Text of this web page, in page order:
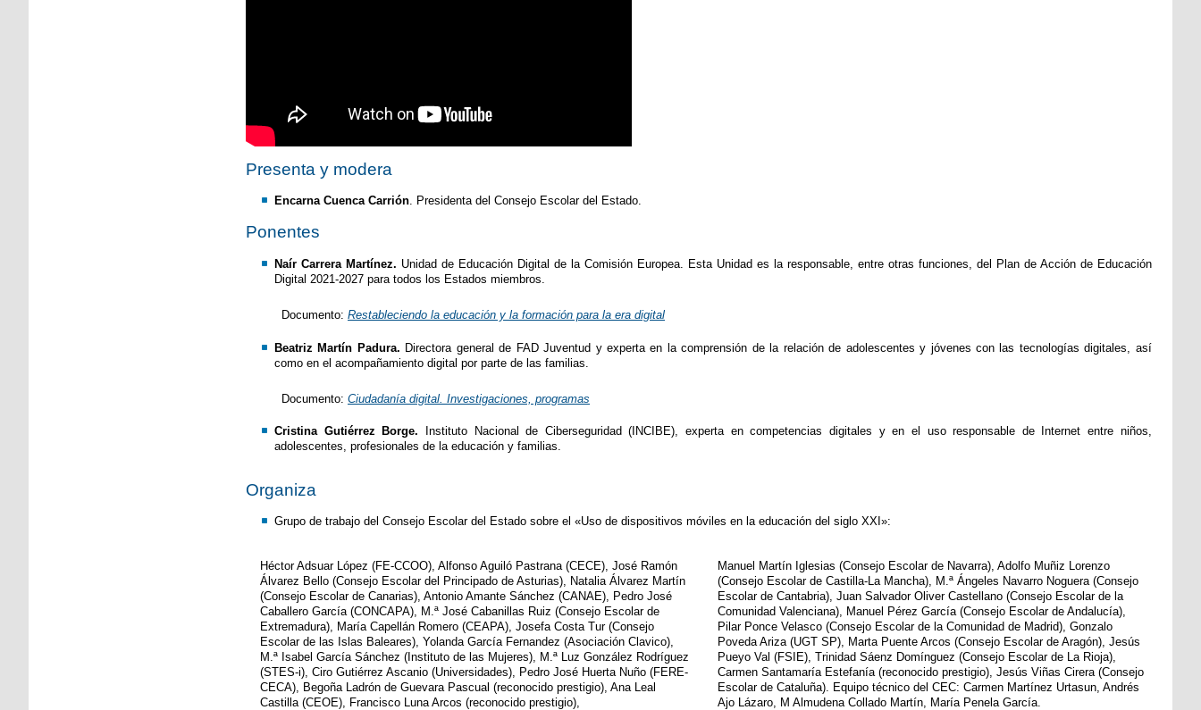
Presenta y modera
Encarna Cuenca Carrión. Presidenta del Consejo Escolar del Estado.
Ponentes
Naír Carrera Martínez. Unidad de Educación Digital de la Comisión Europea. Esta Unidad es la responsable, entre otras funciones, del Plan de Acción de Educación
Digital 2021-2027 para todos los Estados miembros.
Documento: Restableciendo la educación y la formación para la era digital
Beatriz Martín Padura. Directora general de FAD Juventud y experta en la comprensión de la relación de adolescentes y jóvenes con las tecnologías digitales, así
como en el acompañamiento digital por parte de las familias.
Documento: Ciudadanía digital. Investigaciones, programas
Cristina Gutiérrez Borge.
Instituto Nacional de Ciberseguridad (INCIBE), experta en competencias digitales y en el uso responsable de Internet entre niños,
adolescentes, profesionales de la educación y familias.
Organiza
Grupo de trabajo del Consejo Escolar del Estado sobre el «Uso de dispositivos móviles en la educación del siglo XXI»:
Héctor Adsuar López (FE-CCOO), Alfonso Aguiló Pastrana (CECE), José Ramón
Álvarez Bello (Consejo Escolar del Principado de Asturias), Natalia Álvarez Martín
(Consejo Escolar de Canarias), Antonio Amante Sánchez (CANAE), Pedro José
Caballero García (CONCAPA), M.ª José Cabanillas Ruiz (Consejo Escolar de
Extremadura), María Capellán Romero (CEAPA), Josefa Costa Tur (Consejo
Escolar de las Islas Baleares), Yolanda García Fernandez (Asociación Clavico),
M.ª Isabel García Sánchez (Instituto de las Mujeres), M.ª Luz González Rodríguez
(STES-i), Ciro Gutiérrez Ascanio (Universidades), Pedro José Huerta Nuño (FERE-
CECA), Begoña Ladrón de Guevara Pascual (reconocido prestigio), Ana Leal
Castilla (CEOE), Francisco Luna Arcos (reconocido prestigio),
Manuel Martín Iglesias (Consejo Escolar de Navarra), Adolfo Muñiz Lorenzo
(Consejo Escolar de Castilla-La Mancha), M.ª Ángeles Navarro Noguera (Consejo
Escolar de Cantabria), Juan Salvador Oliver Castellano (Consejo Escolar de la
Comunidad Valenciana), Manuel Pérez García (Consejo Escolar de Andalucía),
Pilar Ponce Velasco (Consejo Escolar de la Comunidad de Madrid), Gonzalo
Poveda Ariza (UGT SP), Marta Puente Arcos (Consejo Escolar de Aragón), Jesús
Pueyo Val (FSIE), Trinidad Sáenz Domínguez (Consejo Escolar de La Rioja),
Carmen Santamaría Estefanía (reconocido prestigio), Jesús Viñas Cirera (Consejo
Escolar de Cataluña). Equipo técnico del CEC: Carmen Martínez Urtasun, Andrés
Ajo Lázaro, M Almudena Collado Martín, María Penela García.